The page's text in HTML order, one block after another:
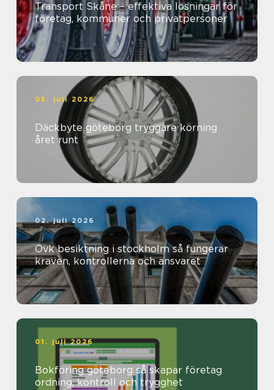
Transport Skåne – effektiva lösningar för
företag, kommuner och privatpersoner
05. juli 2026
Däckbyte göteborg tryggare körning
året runt
02. juli 2026
Ovk besiktning i stockholm så fungerar
kraven, kontrollerna och ansvaret
01. juli 2026
Bokföring göteborg så skapar företag
ordning, kontroll och trygghet